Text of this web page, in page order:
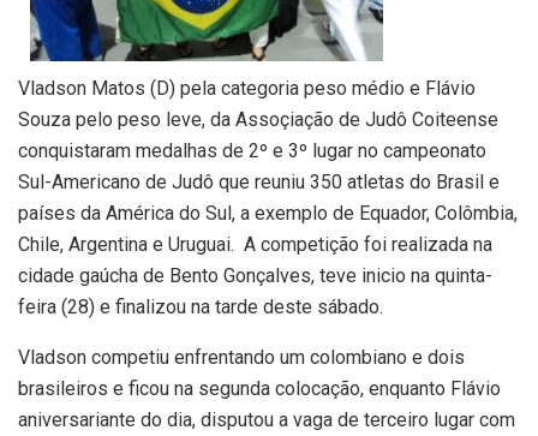
Vladson Matos (D) pela categoria peso médio e Flávio
Souza pelo peso leve, da Assoçiação de Judô Coiteense
conquistaram medalhas de 2º e 3º lugar no campeonato
Sul-Americano de Judô que reuniu 350 atletas do Brasil e
países da América do Sul, a exemplo de Equador, Colômbia,
Chile, Argentina e Uruguai. A competição foi realizada na
cidade gaúcha de Bento Gonçalves, teve inicio na quinta-
feira (28) e finalizou na tarde deste sábado.
Vladson competiu enfrentando um colombiano e dois
brasileiros e ficou na segunda colocação, enquanto Flávio
aniversariante do dia, disputou a vaga de terceiro lugar com